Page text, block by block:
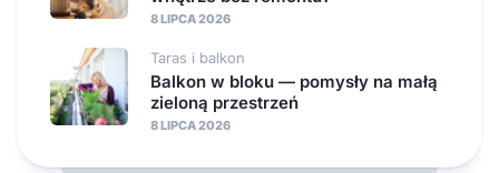
8 LIPCA 2026
Taras i balkon
Balkon w bloku — pomysły na małą
zieloną przestrzeń
8 LIPCA 2026